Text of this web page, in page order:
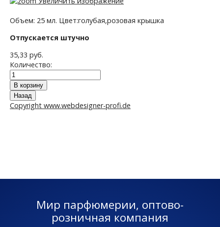
Объем: 25 мл. Цвет:голубая,розовая крышка
Отпускается штучно
35,33 руб.
Количество:
Copyright www.webdesigner-profi.de
Мир парфюмерии, оптово-
розничная компания